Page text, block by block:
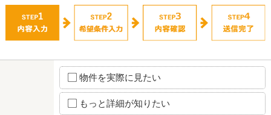
物件を実際に見たい
もっと詳細が知りたい